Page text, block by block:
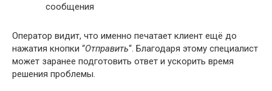
сообщения
Оператор видит, что именно печатает клиент ещё до
нажатия кнопки “Отправить“. Благодаря этому специалист
может заранее подготовить ответ и ускорить время
решения проблемы.